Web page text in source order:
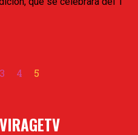
3 4 5